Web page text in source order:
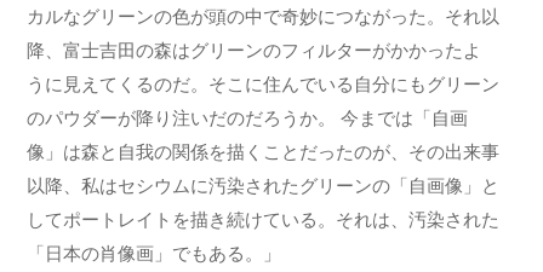
カルなグリーンの色が頭の中で奇妙につながった。それ以
降、富士吉田の森はグリーンのフィルターがかかったよ
うに見えてくるのだ。そこに住んでいる自分にもグリーン
のパウダーが降り注いだのだろうか。 今までは「自画
像」は森と自我の関係を描くことだったのが、その出来事
以降、私はセシウムに汚染されたグリーンの「自画像」と
してポートレイトを描き続けている。それは、汚染された
「日本の肖像画」でもある。」